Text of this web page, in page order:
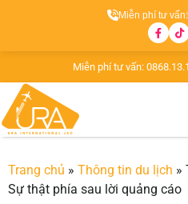
Miễn phí tư vấn:
đến
nội
dung
Miễn phí tư vấn:
Trang chủ »Thông tin du lịch »
Sự thật phía sau lời quảng cáo